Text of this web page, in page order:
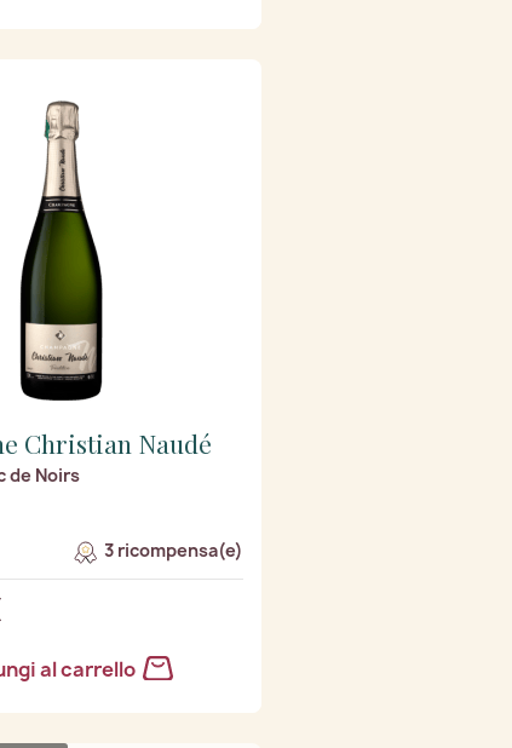
Christian Naudé
de Noirs
3 ricompensa(e)
al carrello